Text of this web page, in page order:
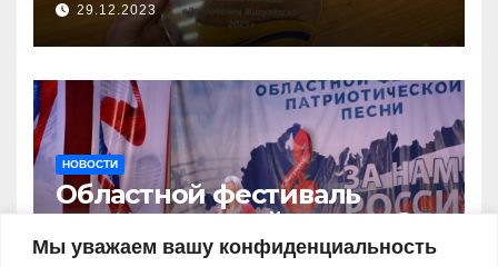
Мы уважаем вашу конфиденциальность
29.12.2023
НОВОСТИ
Областной фестиваль
патриотической песни «За
нами – Россия!»